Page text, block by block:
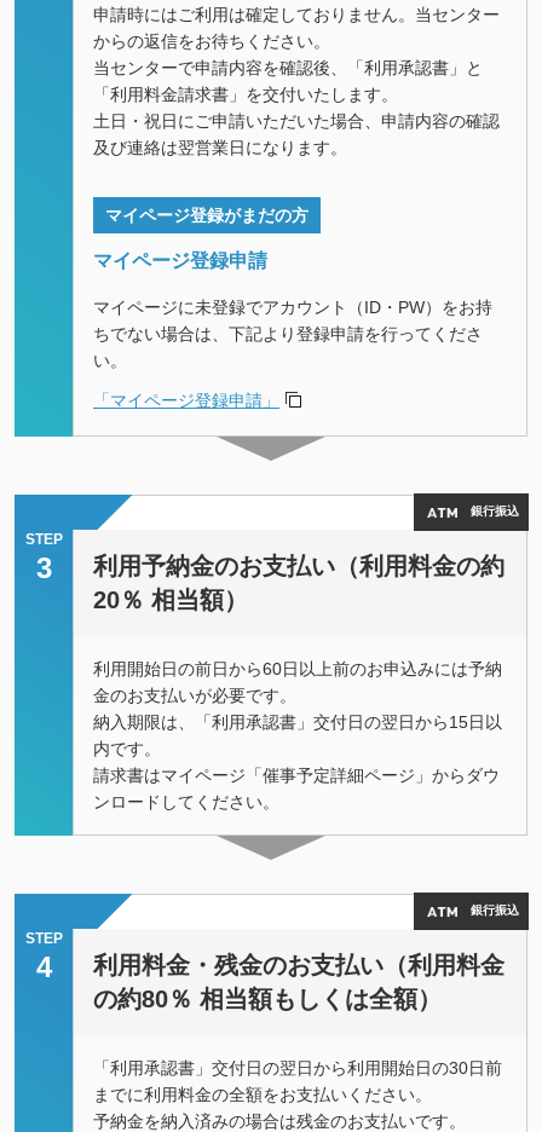
申請時にはご利用は確定しておりません。当センター
からの返信をお待ちください。
当センターで申請内容を確認後、「利用承認書」と
「利用料金請求書」を交付いたします。
土日・祝日にご申請いただいた場合、申請内容の確認
及び連絡は翌営業日になります。
マイページ登録がまだの方
マイページ登録申請
マイページに未登録でアカウント（ID・PW）をお持
ちでない場合は、下記より登録申請を行ってくださ
い。
「マイページ登録申請」
STEP
3
銀行振込
利用予納金のお支払い（利用料金の約
20％ 相当額）
利用開始日の前日から60日以上前のお申込みには予納
金のお支払いが必要です。
納入期限は、「利用承認書」交付日の翌日から15日以
内です。
請求書はマイページ「催事予定詳細ページ」からダウ
ンロードしてください。
STEP
4
銀行振込
利用料金・残金のお支払い（利用料金
の約80％ 相当額もしくは全額）
「利用承認書」交付日の翌日から利用開始日の30日前
までに利用料金の全額をお支払いください。
予納金を納入済みの場合は残金のお支払いです。